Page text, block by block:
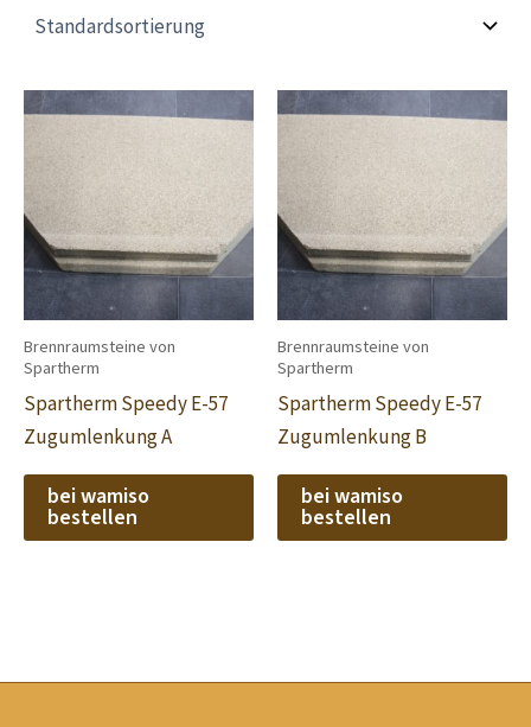
Brennraumsteine von
Spartherm
Spartherm Speedy E-57
Zugumlenkung A
bei wamiso
bestellen
Brennraumsteine von
Spartherm
Spartherm Speedy E-57
Zugumlenkung B
bei wamiso
bestellen